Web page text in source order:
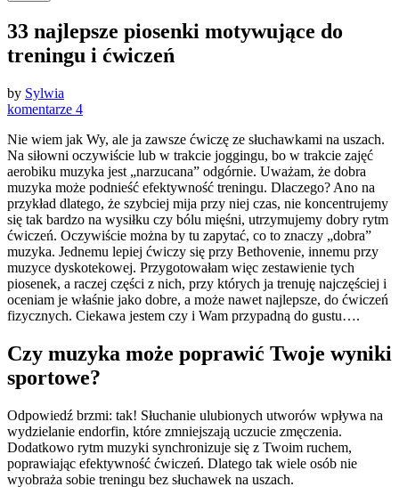
33 najlepsze piosenki motywujące do
treningu i ćwiczeń
by Sylwia
komentarze 4
Nie wiem jak Wy, ale ja zawsze ćwiczę ze słuchawkami na uszach.
Na siłowni oczywiście lub w trakcie joggingu, bo w trakcie zajęć
aerobiku muzyka jest „narzucana” odgórnie. Uważam, że dobra
muzyka może podnieść efektywność treningu. Dlaczego? Ano na
przykład dlatego, że szybciej mija przy niej czas, nie koncentrujemy
się tak bardzo na wysiłku czy bólu mięśni, utrzymujemy dobry rytm
ćwiczeń. Oczywiście można by tu zapytać, co to znaczy „dobra”
muzyka. Jednemu lepiej ćwiczy się przy Bethovenie, innemu przy
muzyce dyskotekowej. Przygotowałam więc zestawienie tych
piosenek, a raczej części z nich, przy których ja trenuję najczęściej i
oceniam je właśnie jako dobre, a może nawet najlepsze, do ćwiczeń
fizycznych. Ciekawa jestem czy i Wam przypadną do gustu….
Czy muzyka może poprawić Twoje wyniki
sportowe?
Odpowiedź brzmi: tak! Słuchanie ulubionych utworów wpływa na
wydzielanie endorfin, które zmniejszają uczucie zmęczenia.
Dodatkowo rytm muzyki synchronizuje się z Twoim ruchem,
poprawiając efektywność ćwiczeń. Dlatego tak wiele osób nie
wyobraża sobie treningu bez słuchawek na uszach.